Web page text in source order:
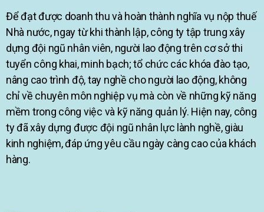
Để đạt được doanh thu và hoàn thành nghĩa vụ nộp thuế
Nhà nước, ngay từ khi thành lập, công ty tập trung xây
dựng đội ngũ nhân viên, người lao động trên cơ sở thi
tuyển công khai, minh bạch; tổ chức các khóa đào tạo,
nâng cao trình độ, tay nghề cho người lao động, không
chỉ về chuyên môn nghiệp vụ mà còn về những kỹ năng
mềm trong công việc và kỹ năng quản lý. Hiện nay, công
ty đã xây dựng được đội ngũ nhân lực lành nghề, giàu
kinh nghiệm, đáp ứng yêu cầu ngày càng cao của khách
hàng.